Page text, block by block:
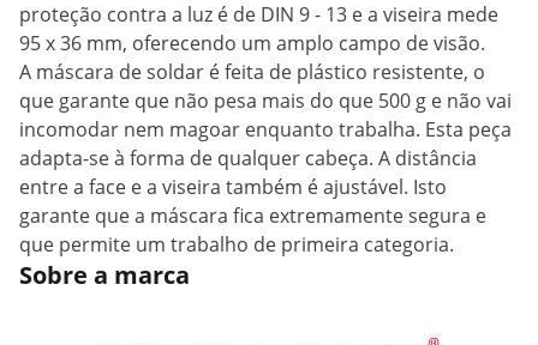
proteção contra a luz é de DIN 9 - 13 e a viseira mede
95 x 36 mm, oferecendo um amplo campo de visão.
A máscara de soldar é feita de plástico resistente, o
que garante que não pesa mais do que 500 g e não vai
incomodar nem magoar enquanto trabalha. Esta peça
adapta-se à forma de qualquer cabeça. A distância
entre a face e a viseira também é ajustável. Isto
garante que a máscara fica extremamente segura e
que permite um trabalho de primeira categoria.
Sobre a marca